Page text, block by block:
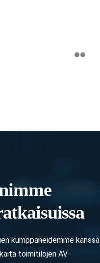
kumppaneidemme kanssa
toimitilojen AV-